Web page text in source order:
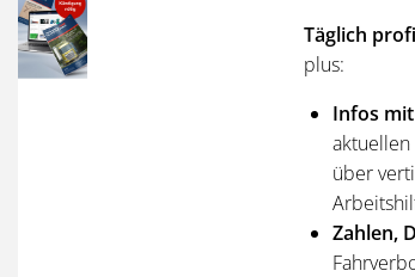
Täglich
plus:
Infos
aktuellen
über
Zahlen,